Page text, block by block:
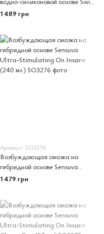
Navy Sensual Arousal Gel 118
1 489 грн
Артикул: SO3276
Возбуждающая смазка на
гибридной основе Sensuva
Ultra-Stimulating On Insane
(240 мл)
1 479 грн